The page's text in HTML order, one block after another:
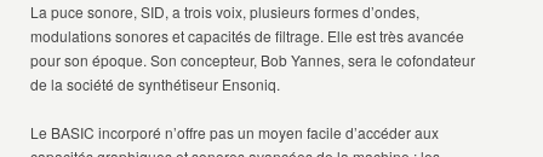
La puce sonore, SID, a trois voix, plusieurs formes d’ondes,
modulations sonores et capacités de filtrage. Elle est très avancée
pour son époque. Son concepteur, Bob Yannes, sera le cofondateur
de la société de synthétiseur Ensoniq.
Le BASIC incorporé n’offre pas un moyen facile d’accéder aux